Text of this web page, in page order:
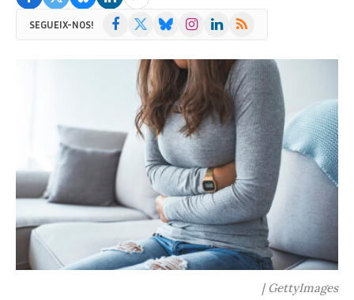
SEGUEIX-NOS! Facebook BlueskyInstagramLinkedIn
RSS
| GettyImages